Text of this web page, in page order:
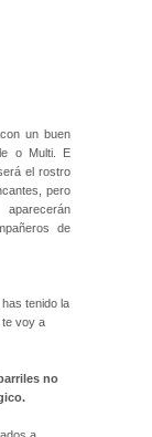
un buen
o Multi. E
el rostro
pero
de
tenido la
te voy a
no
a